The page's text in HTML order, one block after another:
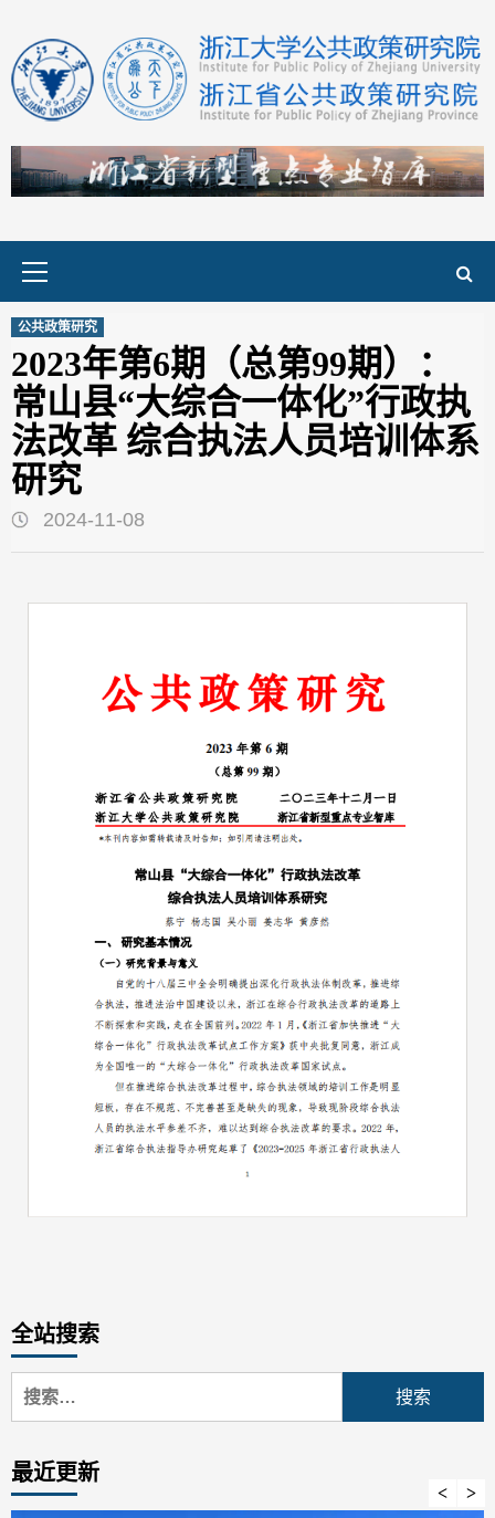
content
公共政策研究
2023年第6期（总第99期）：
常山县“大综合一体化”行政执
法改革 综合执法人员培训体系
研究
2024-11-08
全站搜索
搜
索：
最近更新